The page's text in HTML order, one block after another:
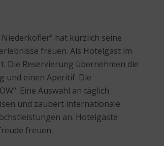
hat kürzlich seine
freuen. Als Hotelgast im
Die Reservierung übernehmen die
und einen Aperitif. Die
Eine Auswahl an täglich
und zaubert internationale
an. Hotelgäste
freuen.